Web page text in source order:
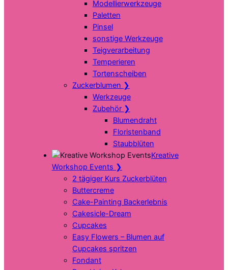
Modellierwerkzeuge
Paletten
Pinsel
sonstige Werkzeuge
Teigverarbeitung
Temperieren
Tortenscheiben
Zuckerblumen ❯
Werkzeuge
Zubehör ❯
Blumendraht
Floristenband
Staubblüten
Kreative
Workshop Events ❯
2 tägiger Kurs Zuckerblüten
Buttercreme
Cake-Painting Backerlebnis
Cakesicle-Dream
Cupcakes
Easy Flowers – Blumen auf
Cupcakes spritzen
Fondant